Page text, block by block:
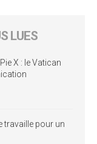
LUES
X : le Vatican
travaille pour un